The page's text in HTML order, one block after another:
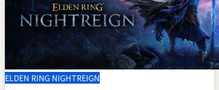
ELDEN RING NIGHTREIGN